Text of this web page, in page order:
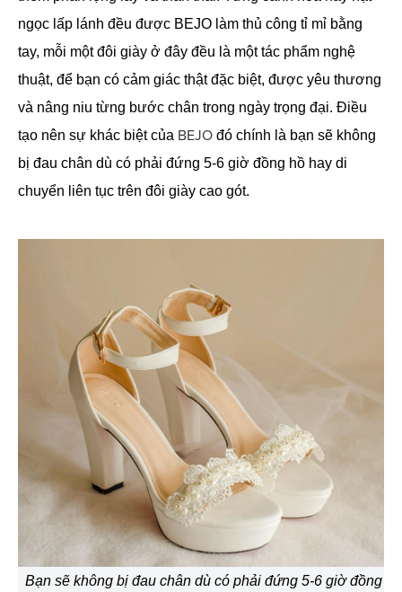
ngọc lấp lánh đều được BEJO làm thủ công tỉ mỉ bằng
tay, mỗi một đôi giày ở đây đều là một tác phẩm nghệ
thuật, để bạn có cảm giác thật đặc biệt, được yêu thương
và nâng niu từng bước chân trong ngày trọng đại. Điều
tạo nên sự khác biệt của BEJO đó chính là bạn sẽ không
bị đau chân dù có phải đứng 5-6 giờ đồng hồ hay di
chuyển liên tục trên đôi giày cao gót.
Bạn sẽ không bị đau chân dù có phải đứng 5-6 giờ đồng